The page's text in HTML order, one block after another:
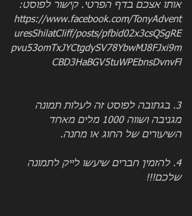
אותו אצכם בדף הפרטי. קישור לפוסט:
https://www.facebook.com/TonyAdvent
uresShilatCliff/posts/pfbid02x3csQSgRE
pvu53omTxJYCtgdySV78YbwMJ8FJxi9m
CBD3HaBGV5tuWPEbnsDvnvFl
3. בגתובה לפוסט זה לעלות תמונה
מגניבה ושווה 1000 מלים מאחד
השיעורים של החוג או מחנה.
4. להזמין חברים שיעשו לייק לתמונה
שלכם!!!